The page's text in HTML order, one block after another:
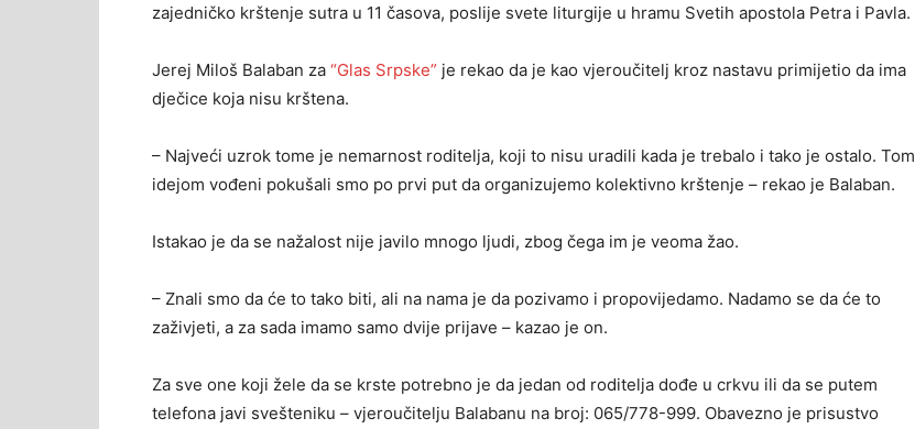
zajedničko krštenje sutra u 11 časova, poslije svete liturgije u hramu Svetih apostola Petra i Pavla.
Jerej Miloš Balaban za “Glas Srpske” je rekao da je kao vjeroučitelj kroz nastavu primijetio da ima
dječice koja nisu krštena.
– Najveći uzrok tome je nemarnost roditelja, koji to nisu uradili kada je trebalo i tako je ostalo. Tom
idejom vođeni pokušali smo po prvi put da organizujemo kolektivno krštenje – rekao je Balaban.
Istakao je da se nažalost nije javilo mnogo ljudi, zbog čega im je veoma žao.
– Znali smo da će to tako biti, ali na nama je da pozivamo i propovijedamo. Nadamo se da će to
zaživjeti, a za sada imamo samo dvije prijave – kazao je on.
Za sve one koji žele da se krste potrebno je da jedan od roditelja dođe u crkvu ili da se putem
telefona javi svešteniku – vjeroučitelju Balabanu na broj: 065/778-999. Obavezno je prisustvo